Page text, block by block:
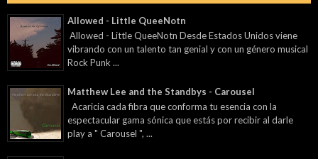
Allowed - Little QueeNotn
Allowed - Little QueeNotn Desde Estados Unidos viene
vibrando con un talento tan genial y con un género musical
Rock Punk ...
Matthew Lee and the Standbys - Carousel
Acaricia cada fibra que conforma tu esencia con la
espectacular gama sónica que estás por recibir al darle
play a " Carousel ", ...